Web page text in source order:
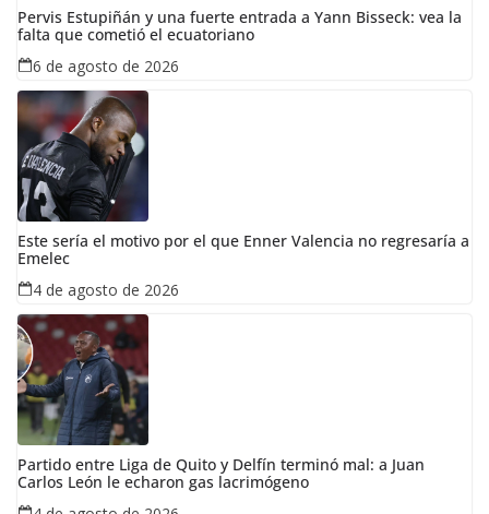
Pervis Estupiñán y una fuerte entrada a Yann Bisseck: vea la
falta que cometió el ecuatoriano
6 de agosto de 2026
Este sería el motivo por el que Enner Valencia no regresaría a
Emelec
4 de agosto de 2026
Partido entre Liga de Quito y Delfín terminó mal: a Juan
Carlos León le echaron gas lacrimógeno